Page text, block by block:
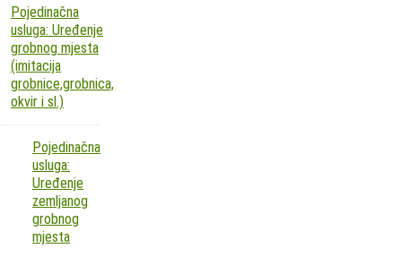
Pojedinačna
usluga: Uređenje
grobnog mjesta
(imitacija
grobnice,grobnica,
okvir i sl.)
Pojedinačna
usluga:
Uređenje
zemljanog
grobnog
mjesta